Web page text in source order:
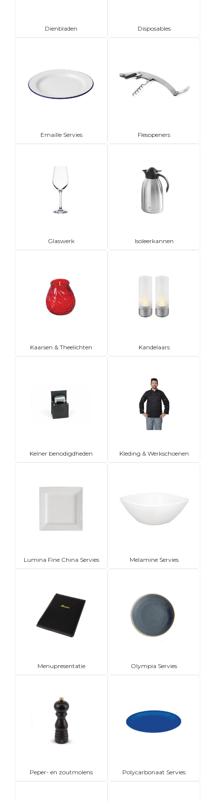
Dienbladen Disposables
Emaille Servies Flesopeners
Glaswerk Isoleerkannen
Kaarsen & Theelichten Kandelaars
Kelner benodigdheden Kleding & Werkschoenen
Lumina Fine China Servies Melamine Servies
Menupresentatie Olympia Servies
Peper- en zoutmolens Polycarbonaat Servies